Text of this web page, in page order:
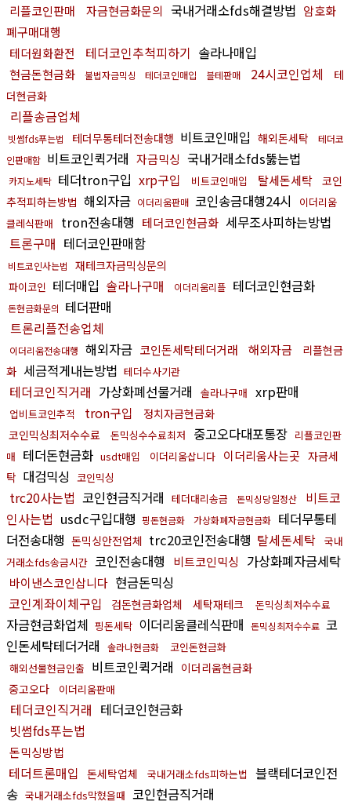
리플코인판매 자금현금화문의 국내거래소fds해결방법 암호화
폐구매대행
테더원화환전
테더코인추척피하기 솔라나매입
현금돈현금화 불법자금믹싱 테더코인매입 블테판매 24시코인업체
테
더현금화
리플송금업체
빗썸fds푸는법 테더무통테더전송대행 비트코인매입 해외돈세탁
테더코
인판매함 비트코인퀵거래 자금믹싱 국내거래소fds뚫는법
카지노세탁 테더tron구입 xrp구입 비트코인매입 탈세돈세탁 코인
추적피하는방법 해외자금 이더리움판매 코인송금대행24시
이더리움
클레식판매
tron전송대행 테더코인현금화 세무조사피하는방법
트론구매 테더코인판매함
비트코인사는법 재테크자금믹싱문의
파이코인 테더매입 솔라나구매 이더리움리플 테더코인현금화
돈현금화문의 테더판매
트론리플전송업체
이더리움전송대행 해외자금 코인돈세탁테더거래 해외자금
리플현금
화 세금적게내는방법 테더수사기관
테더코인직거래 가상화폐선물거래 솔라나구매 xrp판매
업비트코인추적 tron구입
정치자금현금화
코인믹싱최저수수료
돈믹싱수수료최저 중고오다대포통장 리플코인판
매 테더돈현금화 usdt매입 이더리움삽니다 이더리움사는곳 자금세
탁 대검믹싱 코인믹싱
trc20사는법 코인현금직거래 테더대리송금 돈믹싱당일정산
비트코
인사는법 usdc구입대행 핑돈현금화 가상화폐자금현금화 테더무통테
더전송대행 돈믹싱안전업체 trc20코인전송대행 탈세돈세탁 국내
거래소fds송금시간 코인전송대행 비트코인믹싱 가상화폐자금세탁
바이낸스코인삽니다 현금돈믹싱
코인계좌이체구입
검돈현금화업체 세탁재테크 돈믹싱최저수수료
자금현금화업체 핑돈세탁 이더리움클레식판매 돈믹싱최저수수료 코
인돈세탁테더거래
솔라나현금화
코인돈현금화
해외선물현금인출 비트코인퀵거래 이더리움현금화
중고오다
이더리움판매
테더코인직거래 테더코인현금화
빗썸fds푸는법
돈믹싱방법
테더트론매입 돈세탁업체 국내거래소fds피하는법
블랙테더코인전
송 국내거래소fds막혔을때 코인현금직거래